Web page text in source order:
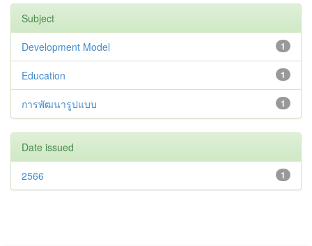
Subject
1
Development Model
1
Education
1
การพัฒนารูปแบบ
Date issued
1
2566